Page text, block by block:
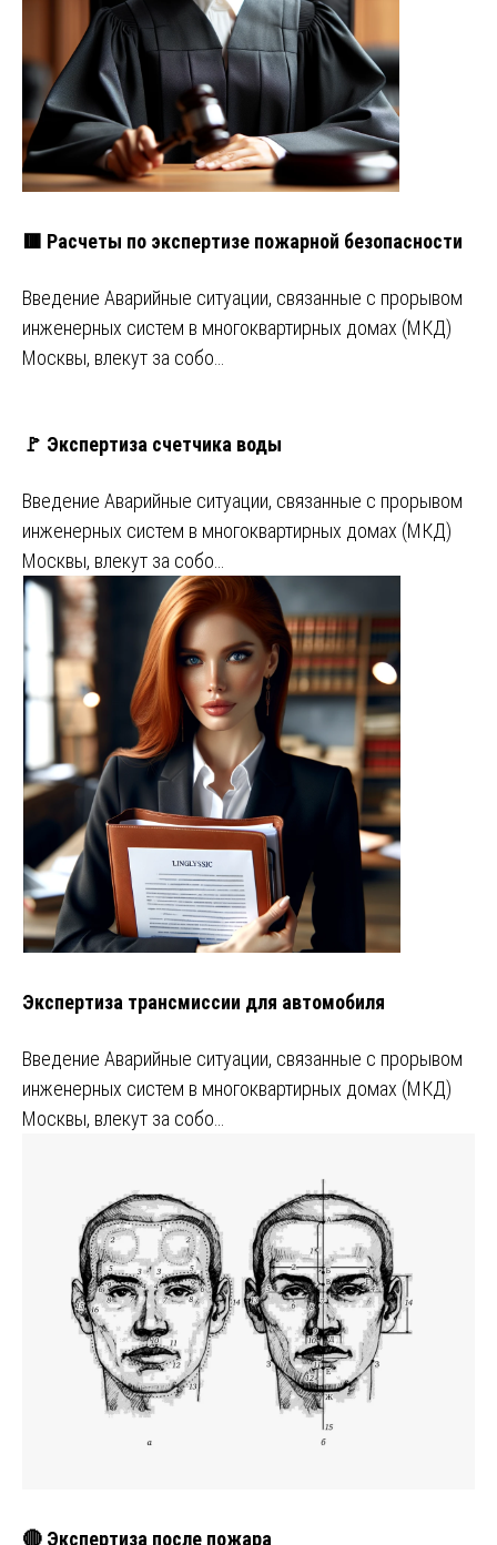
🟥 Расчеты по экспертизе пожарной безопасности
Введение Аварийные ситуации, связанные с прорывом
инженерных систем в многоквартирных домах (МКД)
Москвы, влекут за собо…
🚩 Экспертиза счетчика воды
Введение Аварийные ситуации, связанные с прорывом
инженерных систем в многоквартирных домах (МКД)
Москвы, влекут за собо…
Экспертиза трансмиссии для автомобиля
Введение Аварийные ситуации, связанные с прорывом
инженерных систем в многоквартирных домах (МКД)
Москвы, влекут за собо…
🔴 Экспертиза после пожара